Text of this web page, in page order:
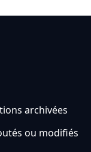
archivées
ou modifiés